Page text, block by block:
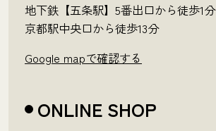
地下鉄【五条駅】5番出口から徒歩1分
京都駅中央口から徒歩13分
Google mapで確認する
ONLINE SHOP